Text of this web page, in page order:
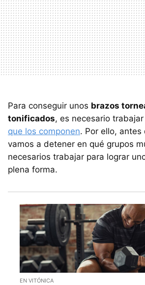
Para conseguir unos brazos
tonificados, es necesario trabajar
que los componen. Por ello, antes
vamos a detener en qué grupos
necesarios trabajar para lograr
plena forma.
EN VITÓNICA